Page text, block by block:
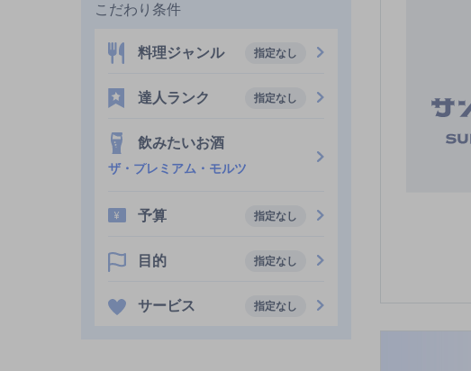
こだわり条件
料理ジャンル 指定なし
達人ランク 指定なし
飲みたいお酒
ザ・プレミアム・モルツ
予算 指定なし
目的 指定なし
サービス 指定なし